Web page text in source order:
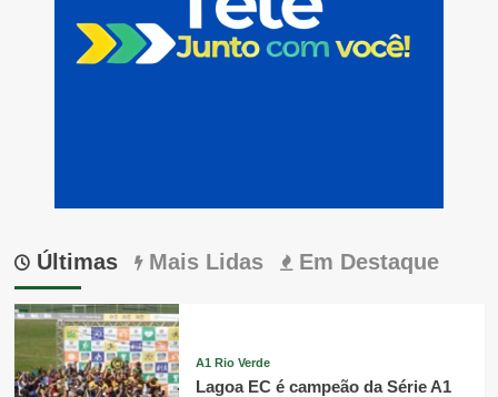
Últimas Mais Lidas Em Destaque
A1 Rio Verde
Lagoa EC é campeão da Série A1